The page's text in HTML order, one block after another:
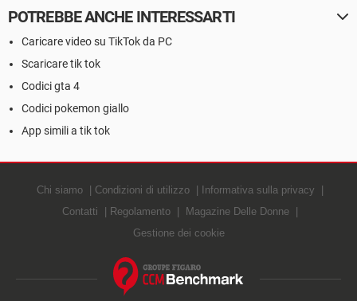
POTREBBE ANCHE INTERESSARTI
Caricare video su TikTok da PC
Scaricare tik tok
Codici gta 4
Codici pokemon giallo
App simili a tik tok
Chi siamo Condizioni di utilizzo
Informativa sulla privacy
Contatti
Regolamento
Magazine Delle Donne
Gestione dei cookie